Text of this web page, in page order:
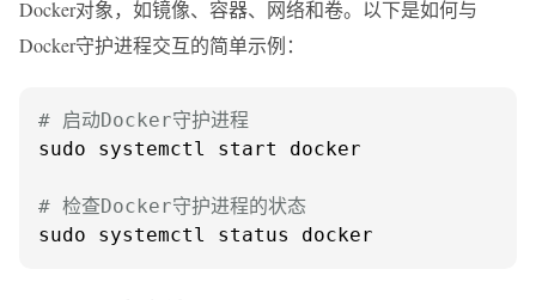
Docker对象，如镜像、容器、网络和卷。以下是如何与
Docker守护进程交互的简单示例：
# 启动Docker守护进程
sudo systemctl start docker
# 检查Docker守护进程的状态
sudo systemctl status docker